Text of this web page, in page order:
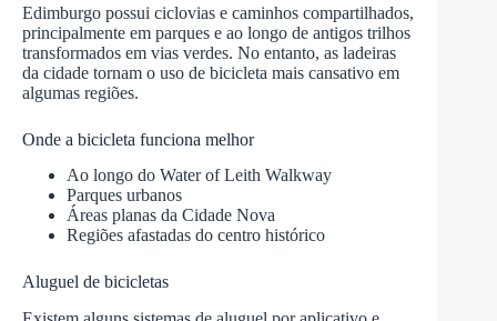
Edimburgo possui ciclovias e caminhos compartilhados,
principalmente em parques e ao longo de antigos trilhos
transformados em vias verdes. No entanto, as ladeiras
da cidade tornam o uso de bicicleta mais cansativo em
algumas regiões.
Onde a bicicleta funciona melhor
Ao longo do Water of Leith Walkway
Parques urbanos
Áreas planas da Cidade Nova
Regiões afastadas do centro histórico
Aluguel de bicicletas